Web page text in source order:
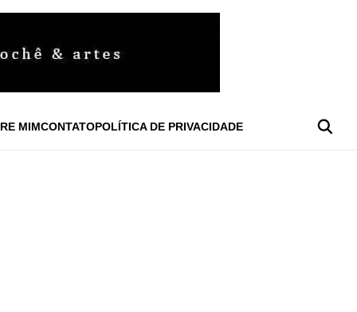
MIMCONTATOPOLÍTICA DE PRIVACIDADE